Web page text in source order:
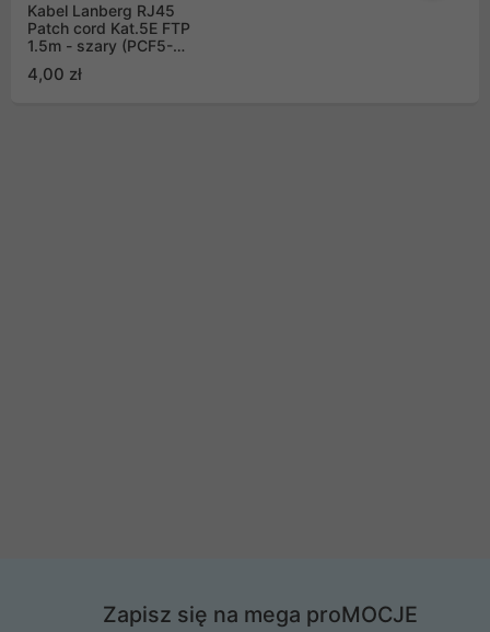
Kabel Lanberg RJ45
Patch cord Kat.5E FTP
1.5m - szary (PCF5-
4,00 zł
Zapisz się na mega proMOCJE